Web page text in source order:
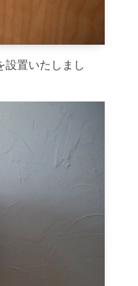
設置いたしまし